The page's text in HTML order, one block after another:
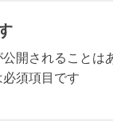
開されることは
須項目です